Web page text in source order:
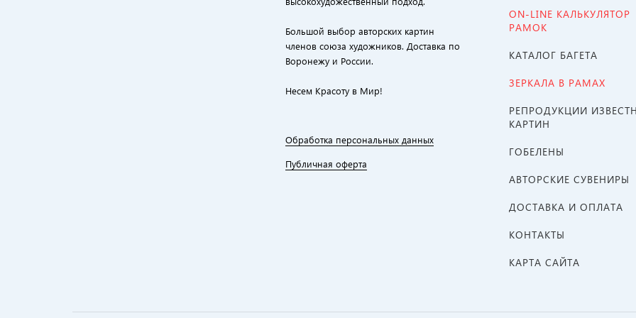
Большой выбор авторских картин
членов союза художников. Доставка по
Воронежу и России.
Несем Красоту в Мир!
Обработка персональных данных
Публичная оферта
ON-LINE КАЛЬКУЛЯТОР
РАМОК
КАТАЛОГ БАГЕТА
ЗЕРКАЛА В РАМАХ
РЕПРОДУКЦИИ
КАРТИН
ГОБЕЛЕНЫ
АВТОРСКИЕ СУВЕНИРЫ
ДОСТАВКА И ОПЛАТА
КОНТАКТЫ
КАРТА САЙТА